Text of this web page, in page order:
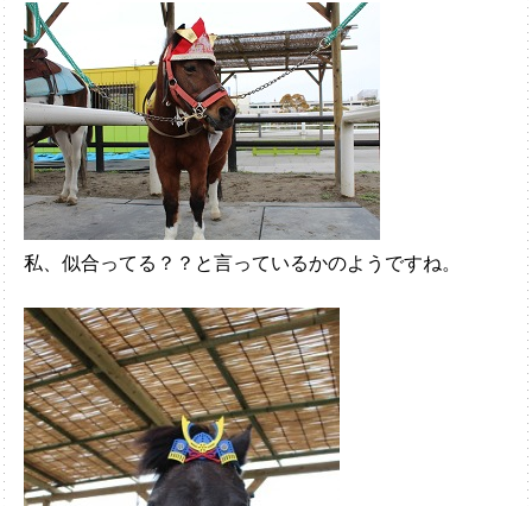
私、似合ってる？？と言っているかのようですね。